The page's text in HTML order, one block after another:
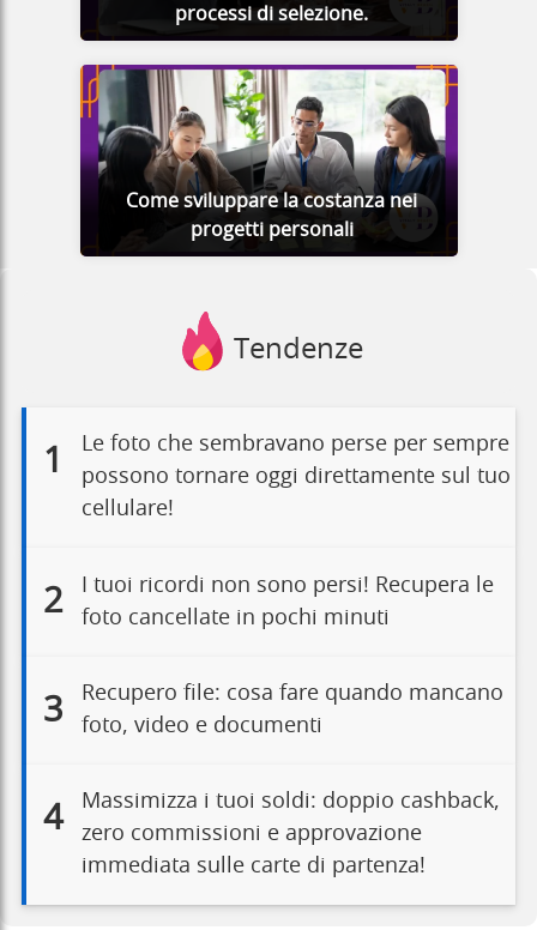
processi di selezione.
Come sviluppare la costanza nei
progetti personali
Tendenze
1
Le foto che sembravano perse per sempre
possono tornare oggi direttamente sul tuo
cellulare!
2
I tuoi ricordi non sono persi! Recupera le
foto cancellate in pochi minuti
3
Recupero file: cosa fare quando mancano
foto, video e documenti
4
Massimizza i tuoi soldi: doppio cashback,
zero commissioni e approvazione
immediata sulle carte di partenza!